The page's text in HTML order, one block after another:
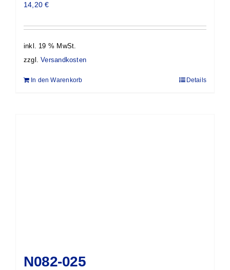
14,20€
inkl. 19 % MwSt.
zzgl.Versandkosten
In den Warenkorb Details
N082-025